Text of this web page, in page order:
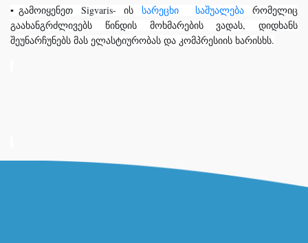
▪გამოიყენეთ Sigvaris- ის სარეცხი საშუალება
რომელიც
გაახანგრძლივებს
წინდის მოხმარების ვადას, დიდხანს
შეუნარჩუნებს მას ელასტიურობას და კომპრესიის ხარისხს.